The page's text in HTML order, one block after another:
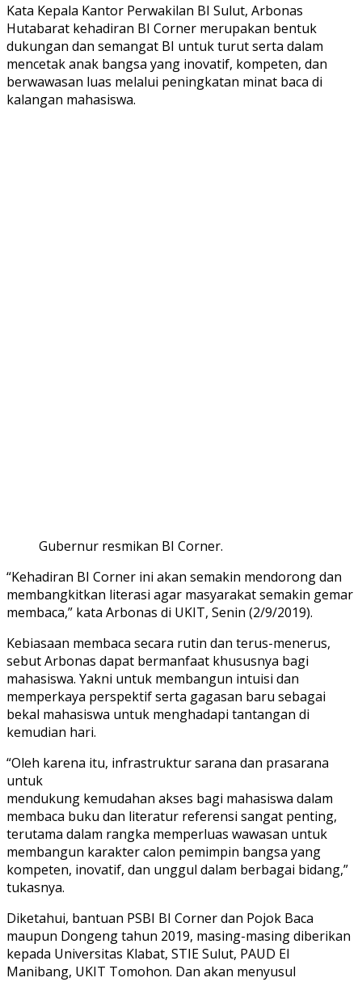
Kata Kepala Kantor Perwakilan BI Sulut, Arbonas
Hutabarat kehadiran BI Corner merupakan bentuk
dukungan dan semangat BI untuk turut serta dalam
mencetak anak bangsa yang inovatif, kompeten, dan
berwawasan luas melalui peningkatan minat baca di
kalangan mahasiswa.
Gubernur resmikan BI Corner.
“Kehadiran BI Corner ini akan semakin mendorong dan
membangkitkan literasi agar masyarakat semakin gemar
membaca,” kata Arbonas di UKIT, Senin (2/9/2019).
Kebiasaan membaca secara rutin dan terus-menerus,
sebut Arbonas dapat bermanfaat khususnya bagi
mahasiswa. Yakni untuk membangun intuisi dan
memperkaya perspektif serta gagasan baru sebagai
bekal mahasiswa untuk menghadapi tantangan di
kemudian hari.
“Oleh karena itu, infrastruktur sarana dan prasarana
untuk
mendukung kemudahan akses bagi mahasiswa dalam
membaca buku dan literatur referensi sangat penting,
terutama dalam rangka memperluas wawasan untuk
membangun karakter calon pemimpin bangsa yang
kompeten, inovatif, dan unggul dalam berbagai bidang,”
tukasnya.
Diketahui, bantuan PSBI BI Corner dan Pojok Baca
maupun Dongeng tahun 2019, masing-masing diberikan
kepada Universitas Klabat, STIE Sulut, PAUD El
Manibang, UKIT Tomohon. Dan akan menyusul